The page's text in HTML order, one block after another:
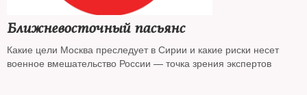
Ближневосточный пасьянс
Какие цели Москва преследует в Сирии и какие риски несет
военное вмешательство России — точка зрения экспертов